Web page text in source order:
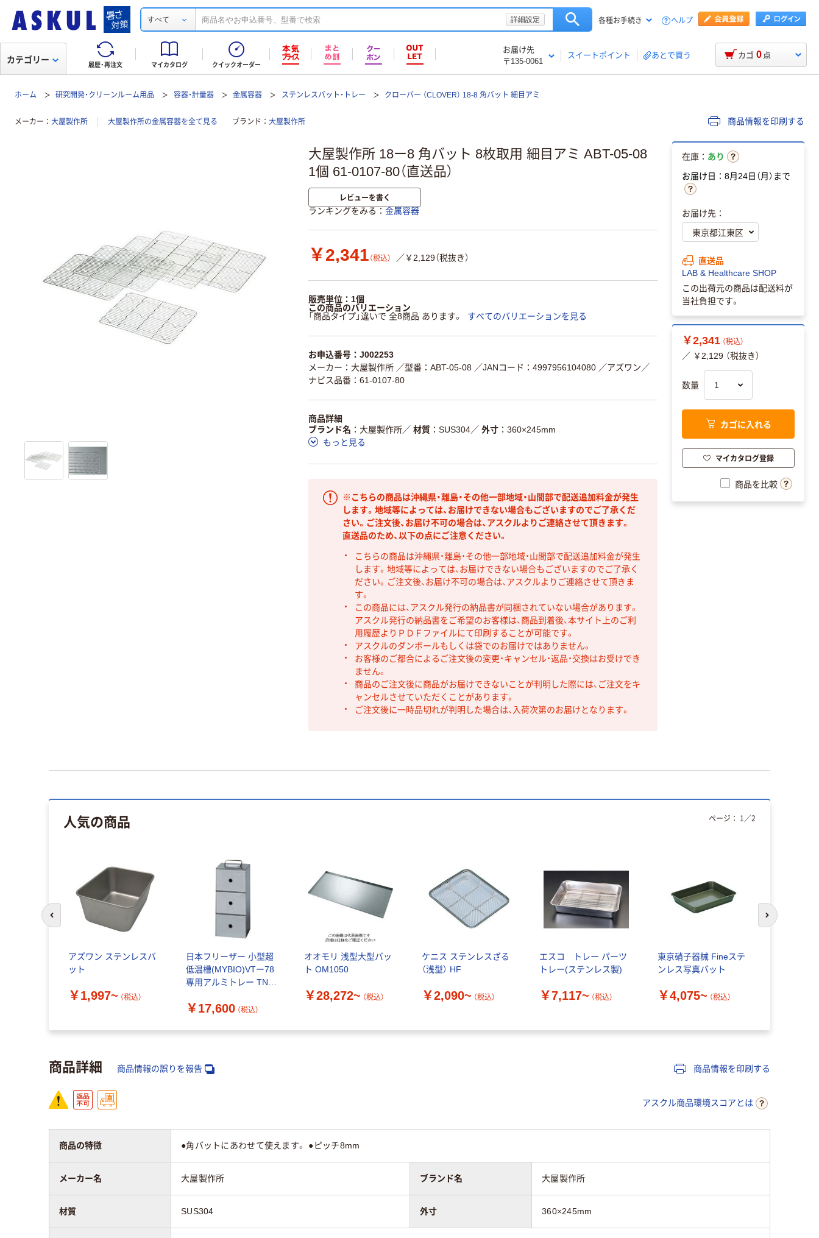
すべて 詳細設定 各種お手続き ヘルプ
履歴・再注文 マイカタログ クイックオーダー
お届け先
〒135-0061
スイートポイント あとで買う
カテゴリー カゴ 0 点
ホーム 研究開発・クリーンルーム用品 容器・計量器 金属容器 ステンレスバット・トレー クローバー （CLOVER） 18-8 角バット 細目アミ
メーカー 大屋製作所 大屋製作所の金属容器を全て見る ブランド 大屋製作所 商品情報を印刷する
大屋製作所 18ー8 角バット 8枚取用 細目アミ ABT-05-08
1個 61-0107-80（直送品）
レビューを書く
ランキングをみる 金属容器
￥2,341 （税込） ／￥2,129（税抜き）
販売単位：1個
この商品のバリエーション
「商品タイプ」違いで 全8商品 あります。
すべてのバリエーションを見る
お申込番号：J002253
メーカー：大屋製作所 ／型番：ABT-05-08 ／JANコード：4997956104080 ／アズワン／
ナビス品番：61-0107-80
商品詳細
ブランド名
大屋製作所／ 材質 SUS304／ 外寸
360×245mm
もっと見る
※こちらの商品は沖縄県・離島・その他一部地域・山間部で配送追加料金が発生
します。地域等によっては、お届けできない場合もございますのでご了承くだ
さい。ご注文後、お届け不可の場合は、アスクルよりご連絡させて頂きます。
直送品のため、以下の点にご注意ください。
こちらの商品は沖縄県・離島・その他一部地域・山間部で配送追加料金が発生
します。地域等によっては、お届けできない場合もございますのでご了承く
ださい。ご注文後、お届け不可の場合は、アスクルよりご連絡させて頂きま
す。
この商品には、アスクル発行の納品書が同梱されていない場合があります。
アスクル発行の納品書をご希望のお客様は、商品到着後、本サイト上のご利
用履歴よりＰＤＦファイルにて印刷することが可能です。
アスクルのダンボールもしくは袋でのお届けではありません。
お客様のご都合によるご注文後の変更・キャンセル・返品・交換はお受けでき
ません。
商品のご注文後に商品がお届けできないことが判明した際には、ご注文をキ
ャンセルさせていただくことがあります。
ご注文後に一時品切れが判明した場合は、入荷次第のお届けとなります。
在庫： あり
お届け日：8月24日（月）まで
お届け先：
直送品
LAB & Healthcare SHOP
この出荷元の商品は配送料が
当社負担です。
￥2,341 （税込）
／ ￥2,129 （税抜き）
数量
カゴに入れる
マイカタログ登録
商品を比較
人気の商品
アズワン ステンレスバ
ット
￥1,997~ （税込）
日本フリーザー 小型超
低温槽(MYBIO)VTー78
専用アルミトレー TN-
品）
￥17,600 （税込）
オオモリ 浅型大型バッ
ト OM1050
￥28,272~ （税込）
ケニス ステンレスざる
（浅型） HF
￥2,090~ （税込）
エスコ トレー パーツ
トレー(ステンレス製)
￥7,117~ （税込）
東京硝子器械 Fineステ
ンレス写真バット
￥4,075~ （税込）
ページ： 1 ／2
前のスライドへ 次のスライド
商品詳細 商品情報の誤りを報告 商品情報を印刷する
アスクル商品環境スコアとは
商品の特徴 ●角バットにあわせて使えます。 ●ピッチ8mm
メーカー名 大屋製作所 ブランド名 大屋製作所
材質 SUS304 外寸 360×245mm